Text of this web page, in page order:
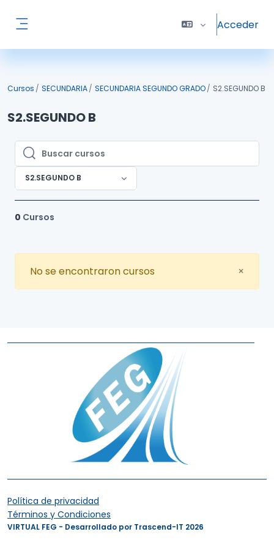
Acceder
Cursos SECUNDARIA SECUNDARIA SEGUNDO GRADO S2.SEGUNDO B
S2.SEGUNDO B
Buscar cursos
Buscar cursos
S2.SEGUNDO B
0 Cursos
×
No se encontraron cursos
Política de privacidad
Términos y Condiciones
VIRTUAL FEG - Desarrollado por Trascend-IT 2026